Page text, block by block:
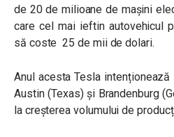
de 20 de milioane de mașini
care cel mai ieftin autovehicul
să coste 25 de mii de dolari.
Anul acesta Tesla
Austin (Texas) și Brandenburg
la creșterea volumului de